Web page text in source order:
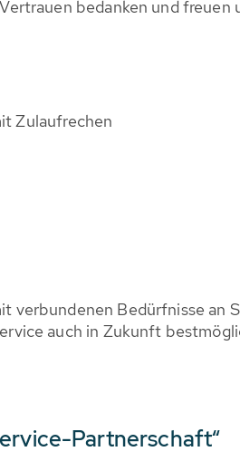
bedanken und freuen
Zulaufrechen
verbundenen Bedürfnisse an
auch in Zukunft
Partnerschaft“